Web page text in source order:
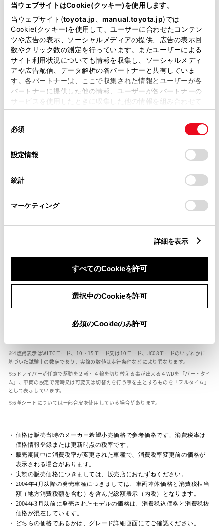
当ウェブサイトはCookie(クッキー)を使用します。
当ウェブサイト(toyota.jp manual.toyota.jp)では
Cookie(クッキー)を使用して、ユーザーに合わせたコンテン
ツや広告の表示、ソーシャルメディアの提供、広告の表示回
数やクリック数の測定を行っています。またユーザーによる
サイト利用状況についても情報を収集し、ソーシャルメディ
アや広告配信、データ解析の各パートナーと共有していま
す。各パートナーは、ここで収集された情報とユーザーが各
パートナーに提供した他の情報、ユーザーが各パートナーの
サービスを使用したときに収集した他の情報を組み合わせて
使用することがあります。当ウェブサイトの使用を続行する
デバイスにすべてのCookie(クッキー)が保存されることに同
意したことになります。Cookie(クッキー)のオプトアウト、
設定の変更、同意を撤回したりするにあたっては、当社の
「Cookie（クッキー）情報の取り扱いについて
」をご覧くだ
必須
設定情報
統計
マーケティング
詳細を表示
すべてのCookieを許可
選択中のCookieを許可
必須のCookieのみ許可
ホイールベース ※1
2650mm
トレッド前／後
1480/1450mm
室内長×室内幅× 室内高
1990 ×1450 ×1160mm
車両重量
1180kg
装備・オプション
車の種類、仕様により数値が複数ある場合とサスペンション形式などにより、ホイ
ールベースが左右で数値が異なる場合がございます。
燃費表示はWLTCモード、10・15モード又は10モード、JC08モードのいずれかに
基づいた試験上の数値であり、実際の数値は走行条件などにより異なります。
ドライバーが任意で駆動を２輪・４輪を切り替える事が出来る４WDを「パートタイ
ム」、車両の設定で常時又は可変又は切替えを行う事を主とするものを「フルタイム」
として表示しています。
革シートについては一部合皮を使用している場合があります。
価格は販売当時のメーカー希望小売価格で参考価格です。消費税率は
価格情報登録または更新時点の税率です。
販売期間中に消費税率が変更された車種で、消費税率変更前の価格が
表示される場合があります。
実際の販売価格につきましては、販売店におたずねください。
2004年4月以降の発売車種につきましては、車両本体価格と消費税相当
額（地方消費税額を含む）を含んだ総額表示（内税）となります。
2004年3月以前に発売されたモデルの価格は、消費税込価格と消費税抜
価格が混在しています。
どちらの価格であるかは、グレード詳細画面にてご確認ください。